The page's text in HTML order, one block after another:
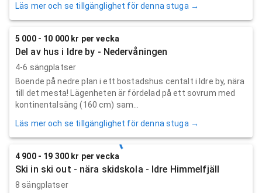
Läs mer och se tillgänglighet för denna stuga →
5 000 - 10 000 kr per vecka
Del av hus i Idre by - Nedervåningen
4-6 sängplatser
Boende på nedre plan i ett bostadshus centalt i Idre by, nära
till det mesta! Lägenheten är fördelad på ett sovrum med
kontinentalsäng (160 cm) sam...
Läs mer och se tillgänglighet för denna stuga →
4 900 - 19 300 kr per vecka
Ski in ski out - nära skidskola - Idre Himmelfjäll
8 sängplatser